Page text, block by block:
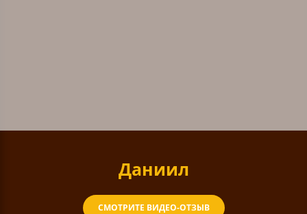
Даниил
СМОТРИТЕ ВИДЕО-ОТЗЫВ